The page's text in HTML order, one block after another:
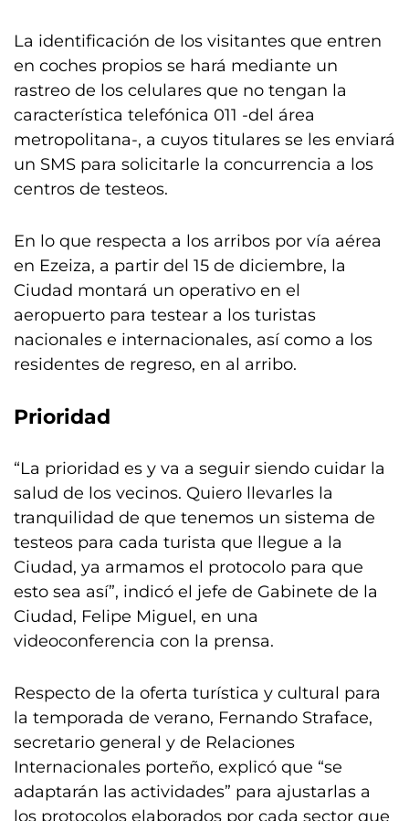
La identificación de los visitantes que entren
en coches propios se hará mediante un
rastreo de los celulares que no tengan la
característica telefónica 011 -del área
metropolitana-, a cuyos titulares se les enviará
un SMS para solicitarle la concurrencia a los
centros de testeos.
En lo que respecta a los arribos por vía aérea
en Ezeiza, a partir del 15 de diciembre, la
Ciudad montará un operativo en el
aeropuerto para testear a los turistas
nacionales e internacionales, así como a los
residentes de regreso, en al arribo.
Prioridad
“La prioridad es y va a seguir siendo cuidar la
salud de los vecinos. Quiero llevarles la
tranquilidad de que tenemos un sistema de
testeos para cada turista que llegue a la
Ciudad, ya armamos el protocolo para que
esto sea así”, indicó el jefe de Gabinete de la
Ciudad, Felipe Miguel, en una
videoconferencia con la prensa.
Respecto de la oferta turística y cultural para
la temporada de verano, Fernando Straface,
secretario general y de Relaciones
Internacionales porteño, explicó que “se
adaptarán las actividades” para ajustarlas a
los protocolos elaborados por cada sector que